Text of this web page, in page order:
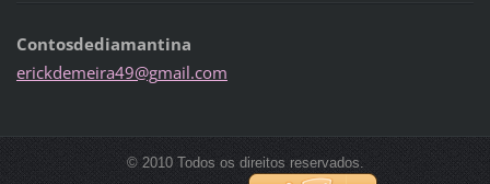
Contosdediamantina
erickdemeira49@gmail.com
© 2010 Todos os direitos reservados.